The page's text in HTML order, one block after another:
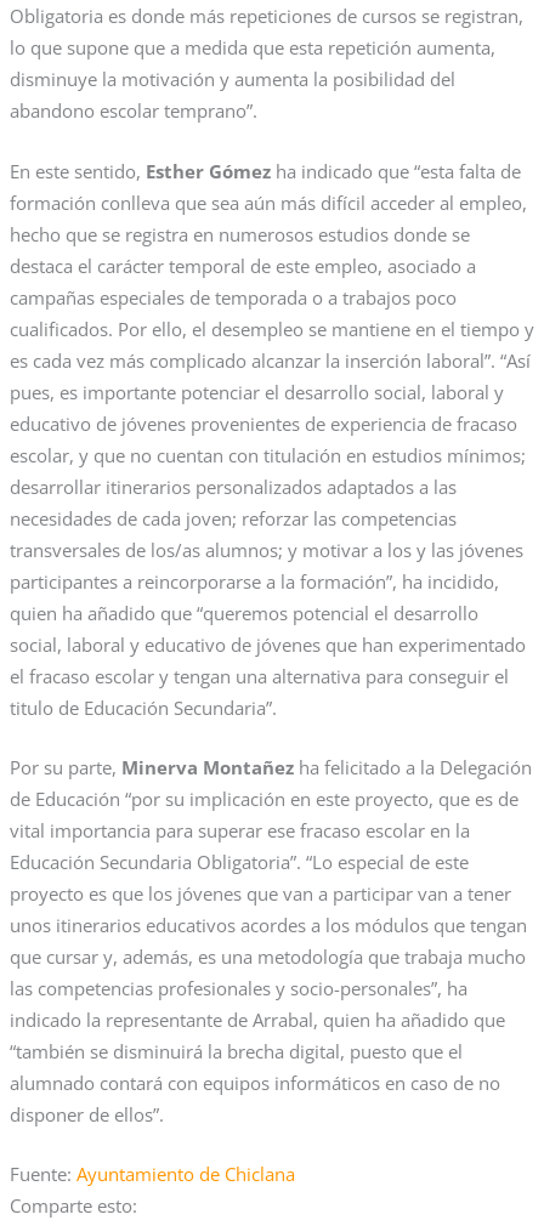
Obligatoria es donde más repeticiones de cursos se registran,
lo que supone que a medida que esta repetición aumenta,
disminuye la motivación y aumenta la posibilidad del
abandono escolar temprano”.
En este sentido, Esther Gómezha indicado que “esta falta de
formación conlleva que sea aún más difícil acceder al empleo,
hecho que se registra en numerosos estudios donde se
destaca el carácter temporal de este empleo, asociado a
campañas especiales de temporada o a trabajos poco
cualificados. Por ello, el desempleo se mantiene en el tiempo y
es cada vez más complicado alcanzar la inserción laboral”. “Así
pues, es importante potenciar el desarrollo social, laboral y
educativo de jóvenes provenientes de experiencia de fracaso
escolar, y que no cuentan con titulación en estudios mínimos;
desarrollar itinerarios personalizados adaptados a las
necesidades de cada joven; reforzar las competencias
transversales de los/as alumnos; y motivar a los y las jóvenes
participantes a reincorporarse a la formación”, ha incidido,
quien ha añadido que “queremos potencial el desarrollo
social, laboral y educativo de jóvenes que han experimentado
el fracaso escolar y tengan una alternativa para conseguir el
titulo de Educación Secundaria”.
Por su parte, Minerva Montañezha felicitado a la Delegación
de Educación “por su implicación en este proyecto, que es de
vital importancia para superar ese fracaso escolar en la
Educación Secundaria Obligatoria”. “Lo especial de este
proyecto es que los jóvenes que van a participar van a tener
unos itinerarios educativos acordes a los módulos que tengan
que cursar y, además, es una metodología que trabaja mucho
las competencias profesionales y socio-personales”, ha
indicado la representante de Arrabal, quien ha añadido que
“también se disminuirá la brecha digital, puesto que el
alumnado contará con equipos informáticos en caso de no
disponer de ellos”.
Fuente: Ayuntamiento de Chiclana
Comparte esto: